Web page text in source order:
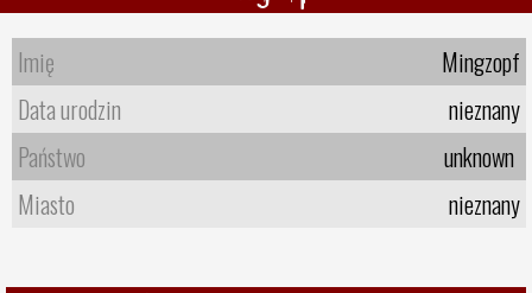
Imię
Mingzopf
Data urodzin
nieznany
Państwo
unknown
Miasto
nieznany